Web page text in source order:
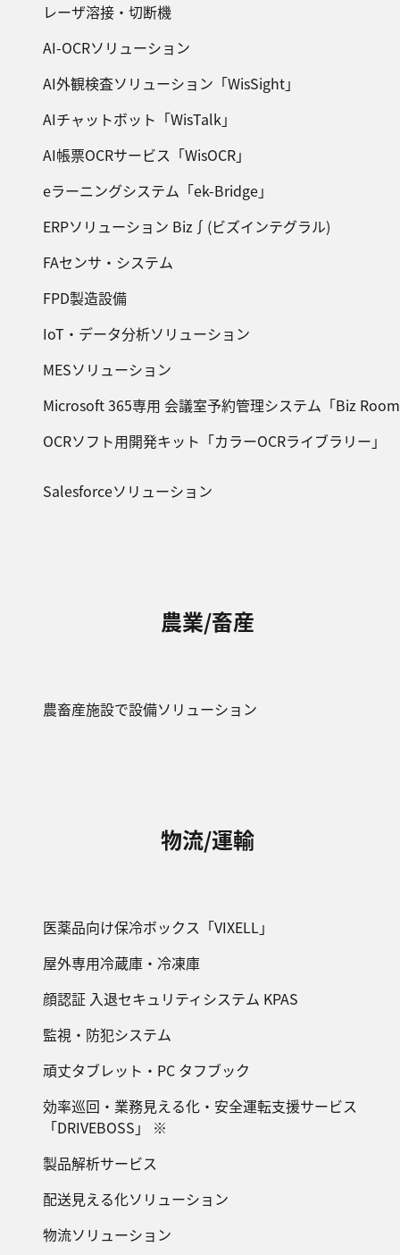
レーザ溶接・切断機
AI-OCRソリューション
AI外観検査ソリューション「WisSight」
AIチャットボット「WisTalk」
AI帳票OCRサービス「WisOCR」
eラーニングシステム「ek-Bridge」
ERPソリューション Biz∫(ビズインテグラル)
FAセンサ・システム
FPD製造設備
IoT・データ分析ソリューション
MESソリューション
Microsoft 365専用 会議室予約管理システム「Biz
OCRソフト用開発キット「カラーOCRライブラリー」
Salesforceソリューション
農業/畜産
農畜産施設で設備ソリューション
物流/運輸
医薬品向け保冷ボックス「VIXELL」
屋外専用冷蔵庫・冷凍庫
顔認証 入退セキュリティシステム KPAS
監視・防犯システム
頑丈タブレット・PC タフブック
効率巡回・業務見える化・安全運転支援サービス
「DRIVEBOSS」 ※
製品解析サービス
配送見える化ソリューション
物流ソリューション